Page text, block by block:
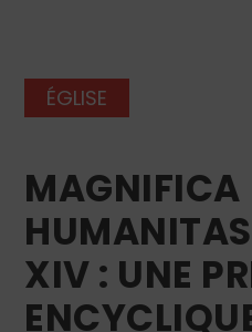
ÉGLISE
MAGNIFICA
XIV : UNE